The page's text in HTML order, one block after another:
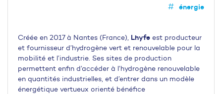
énergie
Créée en 2017 à Nantes (France), Lhyfe est producteur
et fournisseur d’hydrogène vert et renouvelable pour la
mobilité et l’industrie. Ses sites de production
permettent enfin d’accéder à l’hydrogène renouvelable
en quantités industrielles, et d’entrer dans un modèle
énergétique vertueux orienté bénéfice